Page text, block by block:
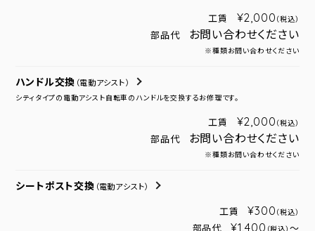
工賃 ¥2,000 （税込）
部品代 お問い合わせください
※種類お問い合わせください
ハンドル交換 （電動アシスト）
シティタイプの電動アシスト自転車のハンドルを交換するお修理です。
工賃 ¥2,000 （税込）
部品代 お問い合わせください
※種類お問い合わせください
シートポスト交換 （電動アシスト）
工賃 ¥300 （税込）
部品代 ¥1,400 ～